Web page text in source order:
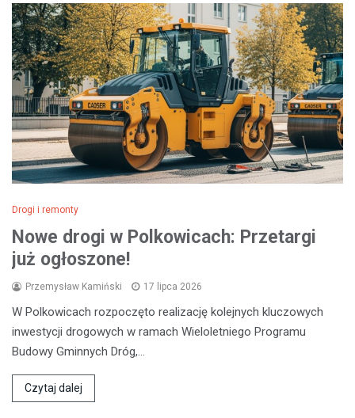
Drogi i remonty
Nowe drogi w Polkowicach: Przetargi
już ogłoszone!
Przemysław Kamiński 17 lipca 2026
W Polkowicach rozpoczęto realizację kolejnych kluczowych
inwestycji drogowych w ramach Wieloletniego Programu
Budowy Gminnych Dróg,…
Czytaj dalej